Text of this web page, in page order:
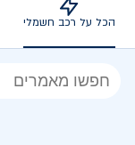
הכל על רכב חשמלי
הכל